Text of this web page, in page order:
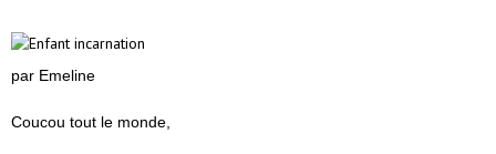
par Emeline
Coucou tout le monde,